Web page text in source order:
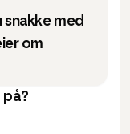
med
om